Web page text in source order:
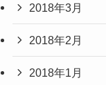
2018年3月
2018年2月
2018年1月